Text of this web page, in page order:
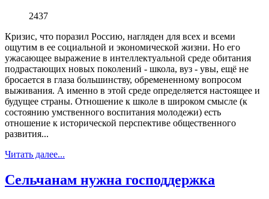
2437
Кризис, что поразил Россию, нагляден для всех и всеми
ощутим в ее социальной и экономической жизни. Но его
ужасающее выражение в интеллектуальной среде обитания
подрастающих новых поколений - школа, вуз - увы, ещё не
бросается в глаза большинству, обремененному вопросом
выживания. А именно в этой среде определяется настоящее и
будущее страны. Отношение к школе в широком смысле (к
состоянию умственного воспитания молодежи) есть
отношение к исторической перспективе общественного
развития...
Читать далее...
Сельчанам нужна господдержка